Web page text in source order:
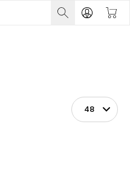
Na stránke